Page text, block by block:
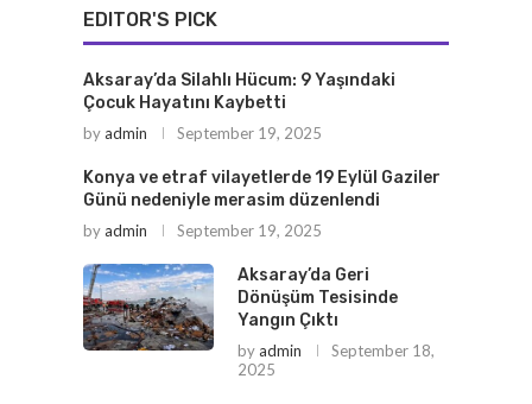
EDITOR'S PICK
Aksaray’da Silahlı Hücum: 9 Yaşındaki
Çocuk Hayatını Kaybetti
byadmin September 19, 2025
Konya ve etraf vilayetlerde 19 Eylül Gaziler
Günü nedeniyle merasim düzenlendi
byadmin September 19, 2025
Aksaray’da Geri
Dönüşüm Tesisinde
Yangın Çıktı
byadmin
September 18,
2025